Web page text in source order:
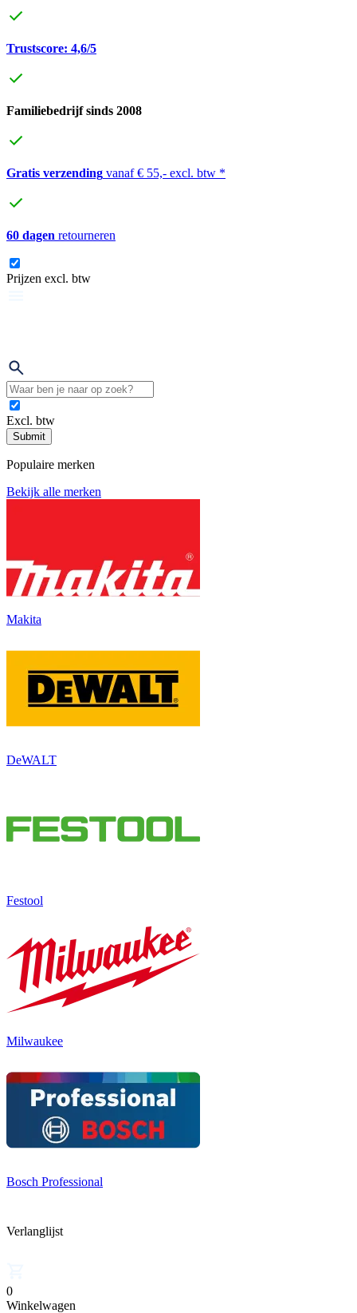
Trustscore: 4,6/5
Familiebedrijf sinds 2008
Gratis verzending vanaf € 55,- excl. btw *
60 dagen retourneren
Prijzen excl. btw
Excl. btw
Submit
Populaire merken
Bekijk alle merken
Makita
DeWALT
Festool
Milwaukee
Bosch Professional
Verlanglijst
0
Winkelwagen